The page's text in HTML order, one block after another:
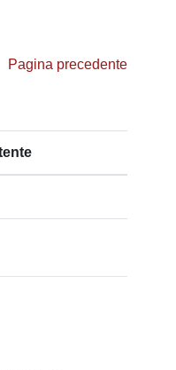
Pagina precedente